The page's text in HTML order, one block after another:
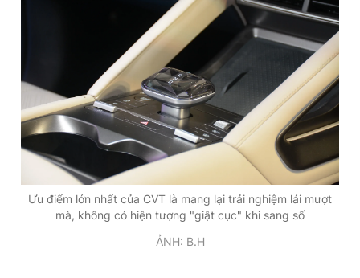
Ưu điểm lớn nhất của CVT là mang lại trải nghiệm lái mượt
mà, không có hiện tượng "giật cục" khi sang số
ẢNH: B.H